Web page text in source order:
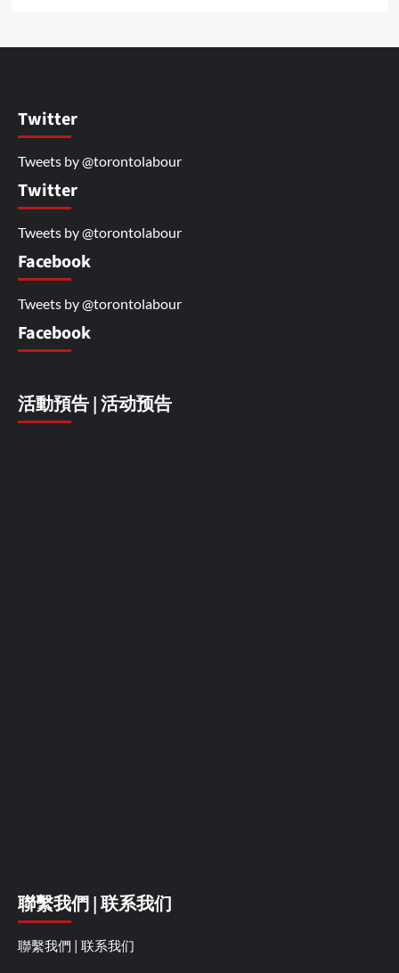
Twitter
Tweets by @torontolabour
Twitter
Tweets by @torontolabour
Facebook
Tweets by @torontolabour
Facebook
活動預告 | 活动预告
聯繫我們 | 联系我们
聯繫我們 | 联系我们